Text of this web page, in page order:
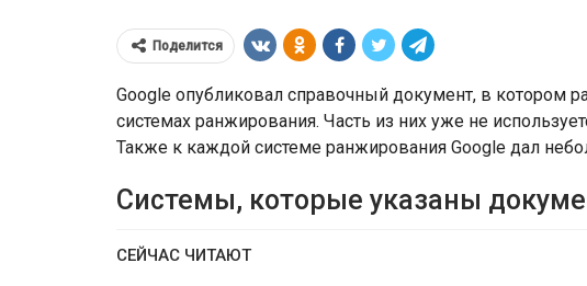
Поделится
Google опубликовал справочный документ, в котором
системах ранжирования. Часть из них уже не
Также к каждой системе ранжирования Google дал
Системы, которые указаны
СЕЙЧАС ЧИТАЮТ